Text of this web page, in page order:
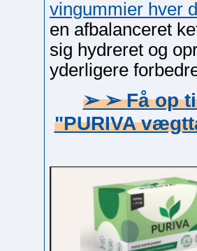
vingummier hver
en afbalanceret
sig hydreret og
yderligere
➢ ➢ Få op
"PURIVA